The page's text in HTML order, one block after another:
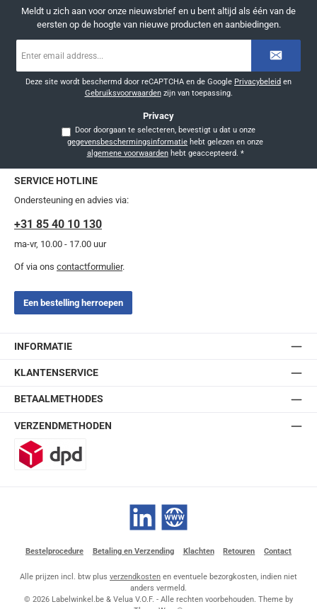
Meldt u zich aan voor onze nieuwsbrief en u bent altijd als één van de
eersten op de hoogte van nieuwe producten en aanbiedingen.
mailadres
Deze site wordt beschermd door reCAPTCHA en de Google Privacybeleid en
Gebruiksvoorwaardenzijn van toepassing.
Privacy
Door doorgaan te selecteren, bevestigt u dat u onze
gegevensbeschermingsinformatie
algemene voorwaardenhebt geaccepteerd. *
SERVICE HOTLINE
Ondersteuning en advies via:
+31 85 40 10 130
ma-vr, 10.00 - 17.00 uur
Of via ons contactformulier.
Een bestelling herroepen
INFORMATIE
KLANTENSERVICE
BETAALMETHODES
VERZENDMETHODEN
LinkedIn Website
Bestelprocedure Betaling en Verzending Klachten Retouren Contact
Alle prijzen incl. btw plus verzendkosten en eventuele bezorgkosten, indien niet
anders vermeld.
© 2026 Labelwinkel.be & Velua V.O.F. - Alle rechten voorbehouden. Theme by